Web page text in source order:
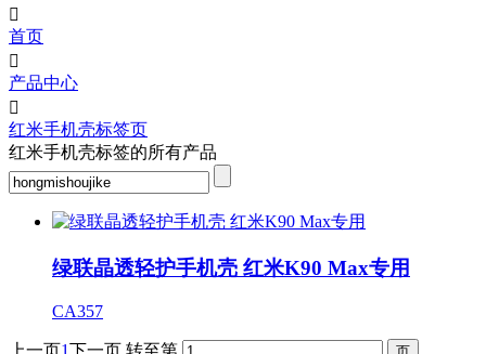

首页

产品中心

红米手机壳标签页
红米手机壳标签的所有产品
绿联晶透轻护手机壳 红米K90 Max专用
CA357